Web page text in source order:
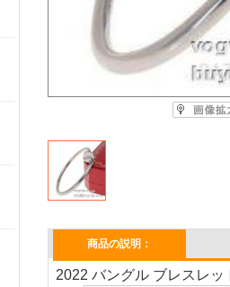
商品の説明：
2022 バングル ブレスレ